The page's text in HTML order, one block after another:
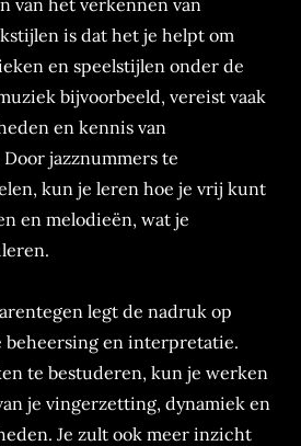
van het verkennen van
is dat het je helpt om
en speelstijlen onder de
bijvoorbeeld, vereist vaak
en kennis van
jazznummers te
kun je leren hoe je vrij kunt
en melodieën, wat je
legt de nadruk op
en interpretatie.
te bestuderen, kun je werken
je vingerzetting, dynamiek en
Je zult ook meer inzicht